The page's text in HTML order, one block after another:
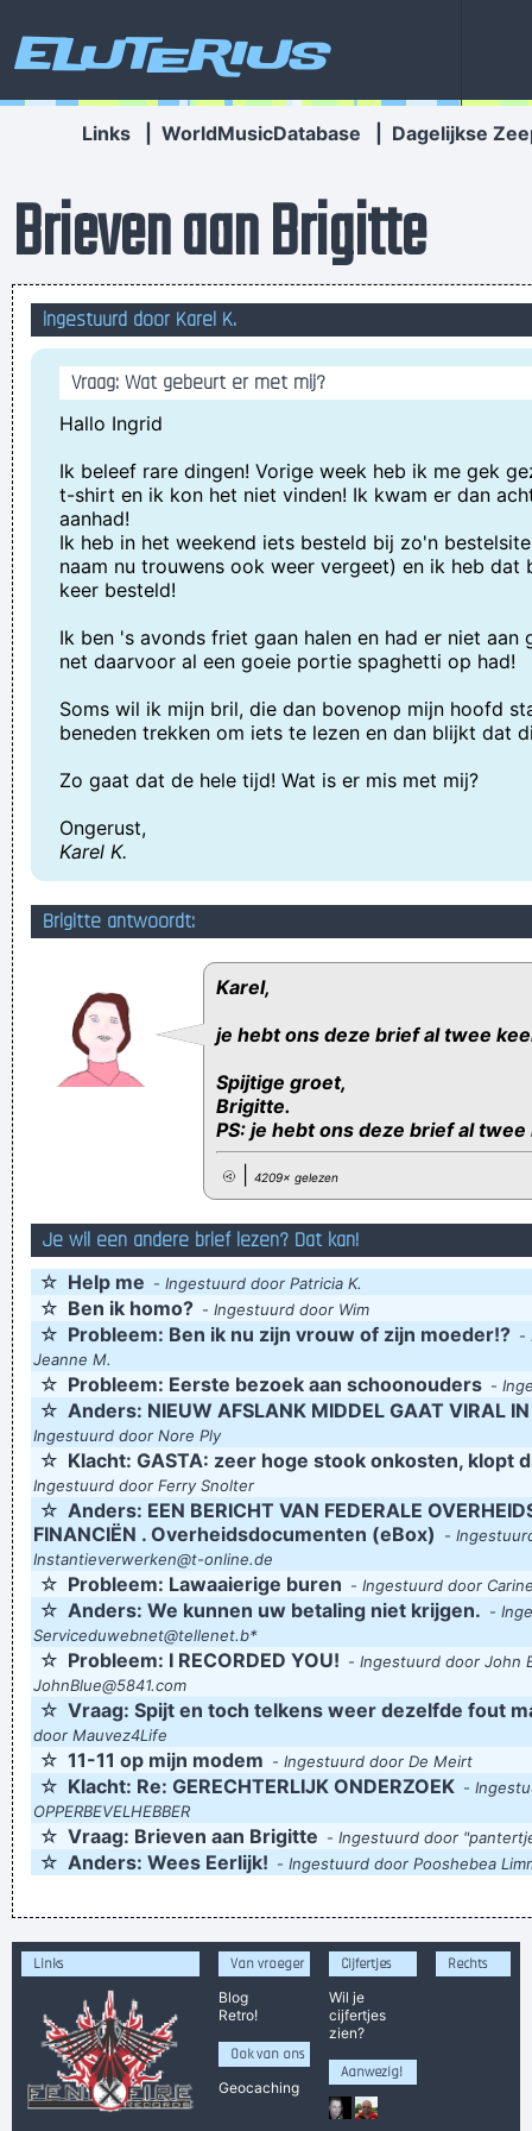
Eluterius
Links WorldMusicDatabase Dagelijkse
Brieven aan Brigitte
ingestuurd door Karel K.
Vraag: Wat gebeurt er met mij?
Hallo Ingrid
Ik beleef rare dingen! Vorige week heb ik me gek
t-shirt en ik kon het niet vinden! Ik kwam er dan
aanhad!
Ik heb in het weekend iets besteld bij zo'n
naam nu trouwens ook weer vergeet) en ik heb dat
keer besteld!
Ik ben 's avonds friet gaan halen en had er niet aan
net daarvoor al een goeie portie spaghetti op had!
Soms wil ik mijn bril, die dan bovenop mijn hoofd
beneden trekken om iets te lezen en dan blijkt dat
Zo gaat dat de hele tijd! Wat is er mis met mij?
Ongerust,
Karel K.
Brigitte antwoordt:
Karel,
je hebt ons deze brief al twee
Spijtige groet,
Brigitte.
PS: je hebt ons deze brief al
4209× gelezen
Je wil een andere brief lezen? Dat kan!
☆ Help me - Ingestuurd door Patricia K.
☆ Ben ik homo? - Ingestuurd door Wim
☆ Probleem: Ben ik nu zijn vrouw of zijn moeder!? -
Jeanne M.
☆ Probleem: Eerste bezoek aan schoonouders -
☆ Anders: NIEUW AFSLANK MIDDEL GAAT VIRAL
Ingestuurd door Nore Ply
☆ Klacht: GASTA: zeer hoge stook onkosten, klopt
Ingestuurd door Ferry Snolter
☆ Anders: EEN BERICHT VAN FEDERALE
FINANCIËN . Overheidsdocumenten (eBox)
-
Instantieverwerken@t-online.de
☆ Probleem: Lawaaierige buren - Ingestuurd door
☆ Anders: We kunnen uw betaling niet krijgen. -
Serviceduwebnet@tellenet.b*
☆ Probleem: I RECORDED YOU! - Ingestuurd door John
JohnBlue@5841.com
☆ Vraag: Spijt en toch telkens weer dezelfde fout
door Mauvez4Life
☆ 11-11 op mijn modem - Ingestuurd door De Meirt
☆ Klacht: Re: GERECHTERLIJK ONDERZOEK -
OPPERBEVELHEBBER
☆ Vraag: Brieven aan Brigitte - Ingestuurd door
☆ Anders: Wees Eerlijk! - Ingestuurd door Pooshebea
Links
Van vroeger
Blog
Retro!
Ook van ons
Geocaching
Cijfertjes
Wil je
cijfertjes
zien?
Aanwezig!
Rechts